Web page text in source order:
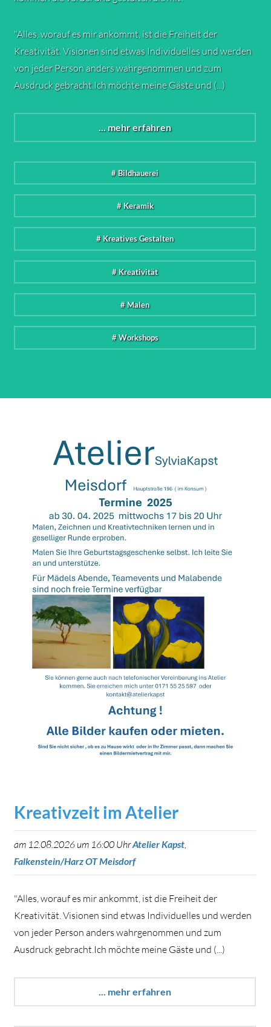
"Alles, worauf es mir ankommt, ist die Freiheit der
Kreativität. Visionen sind etwas Individuelles und werden
von jeder Person anders wahrgenommen und zum
Ausdruck gebracht.Ich möchte meine Gäste und (...)
... mehr erfahren
# Bildhauerei
# Keramik
# Kreatives Gestalten
# Kreativität
# Malen
# Workshops
Kreativzeit im Atelier
am 12.08.2026 um 16:00 UhrAtelier Kapst,
Falkenstein/Harz OT Meisdorf
"Alles, worauf es mir ankommt, ist die Freiheit der
Kreativität. Visionen sind etwas Individuelles und werden
von jeder Person anders wahrgenommen und zum
Ausdruck gebracht.Ich möchte meine Gäste und (...)
... mehr erfahren